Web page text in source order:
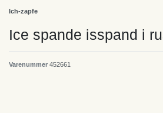
Ich-zapfe
Ice spande isspand i
Varenummer 452661